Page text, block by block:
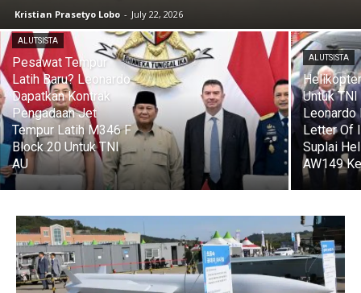
Kristian Prasetyo Lobo - July 22, 2026
ALUTSISTA
Pesawat Tempur
Latih Baru? Leonardo
Dapatkan Kontrak
Pengadaan Jet
Tempur Latih M346 F
Block 20 Untuk TNI
AU
ALUTSISTA
Untuk TNI
Leonardo
Letter Of
Suplai
AW149